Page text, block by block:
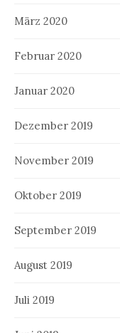
März 2020
Februar 2020
Januar 2020
Dezember 2019
November 2019
Oktober 2019
September 2019
August 2019
Juli 2019